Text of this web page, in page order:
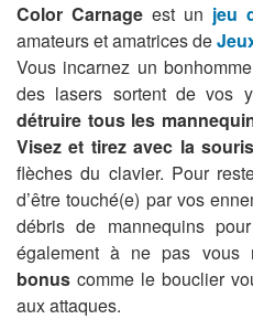
Color Carnageest un jeu
amateurs et amatrices de
Vous incarnez un
des lasers sortent de vos
détruire tous les
Visez et tirez avec la souris
flèches du clavier. Pour
d’être touché(e) par vos
débris de mannequins
également à ne pas vous
bonus comme le bouclier
aux attaques.